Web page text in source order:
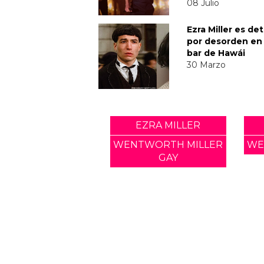
08 Julio
Ezra Miller es
por desorden
bar de Hawái
30 Marzo
EZRA MILLER
WENTWORTH MILLER
GAY